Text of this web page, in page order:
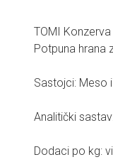
TOMI
Potpuna hrana
Sastojci: Meso
Analitički
Dodaci po kg: